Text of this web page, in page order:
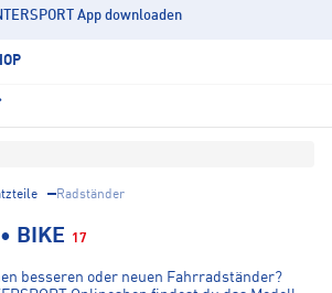
App downloaden
Radständer
BIKE 17
besseren oder neuen Fahrradständer?